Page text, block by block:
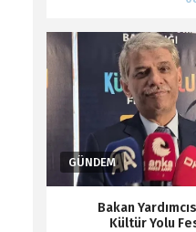
Bakan
Kültür Yolu